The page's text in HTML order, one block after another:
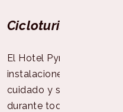
Cicloturismo
El Hotel Pyrénées ofrece
instalaciones
cuidado y seguridad de
durante toda su